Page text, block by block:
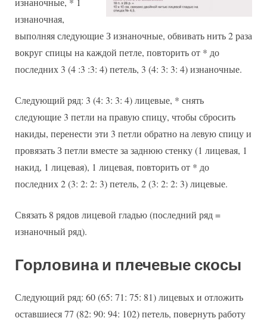
изнаночная,
выполняя следующие З изнаночные, обвивать нить 2 раза
вокруг спицы на каждой петле, повторить от * до
последних 3 (4 :3 :3: 4) петель, 3 (4: 3: 3: 4) изнаночные.
Следующий ряд: 3 (4: 3: 3: 4) лицевые, * снять
следующие 3 петли на правую спицу, чтобы сбросить
накиды, перенести эти 3 петли обратно на левую спицу и
провязать З петли вместе за заднюю стенку (1 лицевая, 1
накид, 1 лицевая), 1 лицевая, повторить от * до
последних 2 (3: 2: 2: 3) петель, 2 (3: 2: 2: 3) лицевые.
Связать 8 рядов лицевой гладью (последний ряд =
изнаночный ряд).
Горловина и плечевые скосы
Следующий ряд: 60 (65: 71: 75: 81) лицевых и отложить
оставшиеся 77 (82: 90: 94: 102) петель, повернуть работу